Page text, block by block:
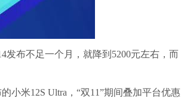
发布不足一个月，就降到5200元左右，而
小米12S Ultra，“双11”期间叠加平台优惠